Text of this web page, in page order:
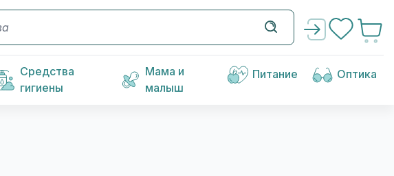
Средства
гигиены
Мама и
малыш
Питание Оптика